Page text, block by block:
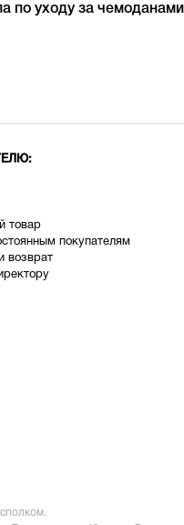
по уходу за чемоданами
товар
покупателям
возврат